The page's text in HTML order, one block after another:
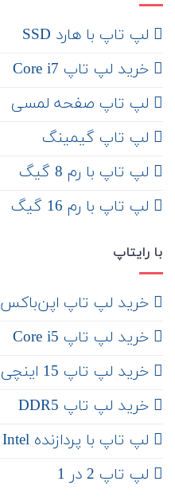
لپ تاپ با هارد SSD
خرید لپ تاپ Core i7
لپ تاپ صفحه لمسی
لپ تاپ گیمینگ
لپ تاپ با رم 8 گیگ
لپ تاپ با رم 16 گیگ
با رایتاپ
‌ خرید لپ تاپ اپن‌باکس
خرید لپ تاپ Core i5
‌‌ خرید لپ تاپ 15 اینچی
خرید لپ تاپ DDR5
لپ تاپ با پردازنده Intel
لپ تاپ 2 در 1